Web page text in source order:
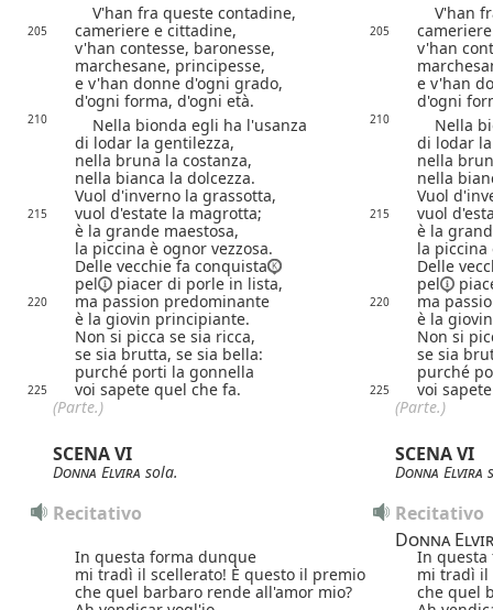
V'han fra queste contadine,
V'han
205 cameriere e cittadine, 205
v'han contesse, baronesse,
v'han
marchesane, principesse,
e v'han donne d'ogni grado,
e v'han
d'ogni forma, d'ogni età.
d'ogni
210 Nella bionda egli ha l'usanza 210
Nella
di lodar la gentilezza,
di lodar
nella bruna la costanza,
nella
nella bianca la dolcezza.
nella
Vuol d'inverno la grassotta,
Vuol
215 vuol d'estate la magrotta; 215
vuol
è la grande maestosa,
è la
la piccina è ognor vezzosa.
la piccina
Delle vecchie fa conquista
Delle
pel
piacer di porle in lista, pel
220 ma passion predominante 220
ma
è la giovin principiante.
è la
Non si picca se sia ricca,
Non si
se sia brutta, se sia bella:
se sia
purché porti la gonnella
purché
225 voi sapete quel che fa. 225
voi
(Parte.)
(Parte.)
SCENA VI SCENA VI
Donna Elvira sola. Donna Elvira
Recitativo
Recitativo
Donna
In questa forma dunque
In questa
mi tradì il scellerato! È questo il premio
mi tradì il
che quel barbaro rende all'amor mio?
che quel